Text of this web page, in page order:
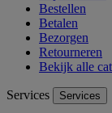
Bestellen
Betalen
Bezorgen
Retourneren
Bekijk alle
Services Services